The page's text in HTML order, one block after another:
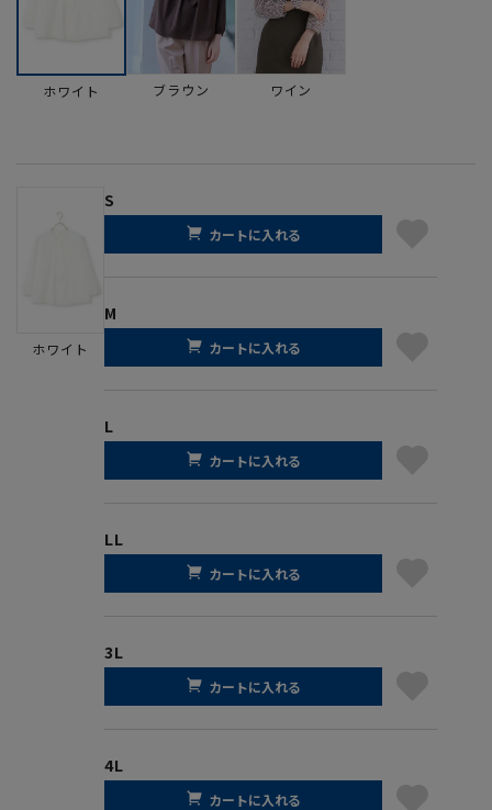
ホワイト ブラウン ワイン
ホワイト
S
カートに入れる
M
カートに入れる
L
カートに入れる
LL
カートに入れる
3L
カートに入れる
4L
カートに入れる